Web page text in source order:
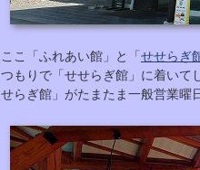
ここ「ふれあい館」と「 せせらぎ
つもりで「せせらぎ館」に着いて
せらぎ館」がたまたま一般営業曜